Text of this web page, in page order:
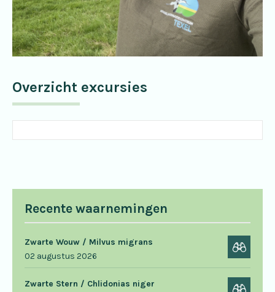
Recente waarnemingen
Zwarte Wouw / Milvus migrans
02 augustus 2026
Zwarte Stern / Chlidonias niger
Overzicht excursies